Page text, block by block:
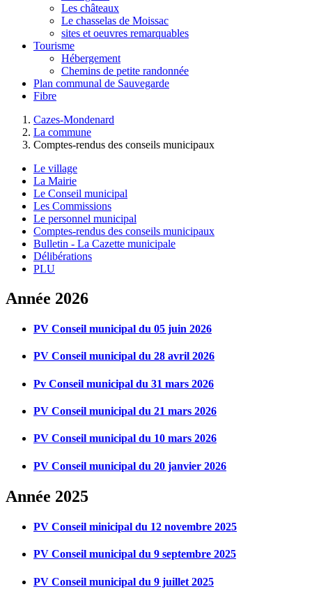
Les châteaux
Le chasselas de Moissac
sites et oeuvres remarquables
Tourisme
Hébergement
Chemins de petite randonnée
Plan communal de Sauvegarde
Fibre
Cazes-Mondenard
La commune
Comptes-rendus des conseils municipaux
Le village
La Mairie
Le Conseil municipal
Les Commissions
Le personnel municipal
Comptes-rendus des conseils municipaux
Bulletin - La Cazette municipale
Délibérations
PLU
Année 2026
PV Conseil municipal du 05 juin 2026
PV Conseil municipal du 28 avril 2026
Pv Conseil municipal du 31 mars 2026
PV Conseil municipal du 21 mars 2026
PV Conseil municipal du 10 mars 2026
PV Conseil municipal du 20 janvier 2026
Année 2025
PV Conseil minicipal du 12 novembre 2025
PV Conseil municipal du 9 septembre 2025
PV Conseil municipal du 9 juillet 2025